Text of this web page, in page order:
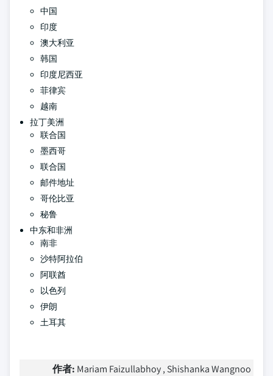
中国
印度
澳大利亚
韩国
印度尼西亚
菲律宾
越南
拉丁美洲
联合国
墨西哥
联合国
邮件地址
哥伦比亚
秘鲁
中东和非洲
南非
沙特阿拉伯
阿联酋
以色列
伊朗
土耳其
作者: Mariam Faizullabhoy , Shishanka Wangnoo